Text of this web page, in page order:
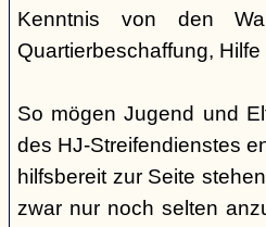
Kenntnis von den
Quartierbeschaffung,
So mögen Jugend und
des HJ-Streifendienstes
hilfsbereit zur Seite
zwar nur noch selten